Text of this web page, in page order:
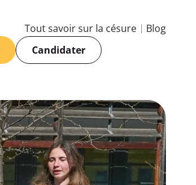
Tout savoir sur la césure Blog
Candidater